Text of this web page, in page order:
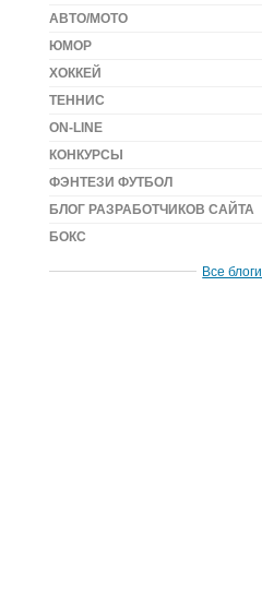
АВТО/МОТО
ЮМОР
ХОККЕЙ
ТЕННИС
ON-LINE
КОНКУРСЫ
ФЭНТЕЗИ ФУТБОЛ
БЛОГ РАЗРАБОТЧИКОВ САЙТА
БОКС
Все блоги